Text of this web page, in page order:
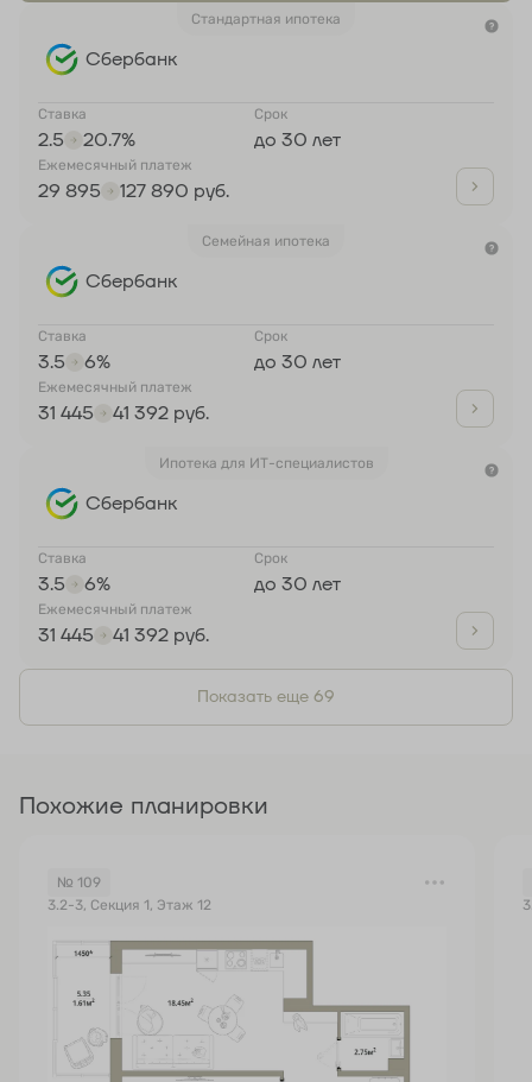
Стандартная ипотека
Сбербанк
Ставка
2.5 20.7%
Срок
до 30 лет
Ежемесячный платеж
29 895 127 890 руб.
Семейная ипотека
Сбербанк
Ставка
3.5 6%
Срок
до 30 лет
Ежемесячный платеж
31 445 41 392 руб.
Ипотека для ИТ-специалистов
Сбербанк
Ставка
3.5 6%
Срок
до 30 лет
Ежемесячный платеж
31 445 41 392 руб.
Показать еще 69
Похожие планировки
№ 109
3.2-3, Секция 1, Этаж 12